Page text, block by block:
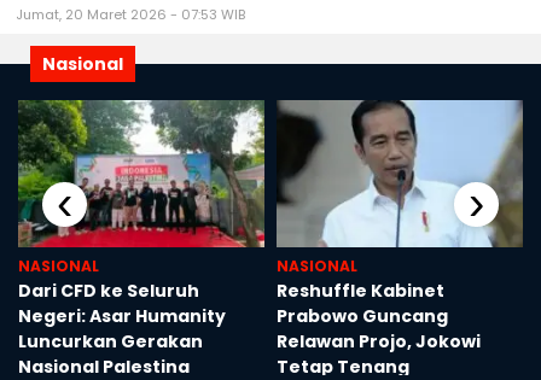
Jumat, 20 Maret 2026 - 07:53 WIB
Nasional
NASIONAL
Dari CFD ke Seluruh
Negeri: Asar Humanity
Luncurkan Gerakan
Nasional Palestina
NASIONAL
Reshuffle Kabinet
Prabowo Guncang
Relawan Projo, Jokowi
Tetap Tenang
‹ ›